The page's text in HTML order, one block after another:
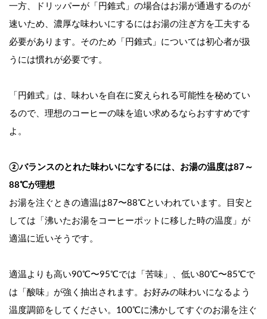
一方、ドリッパーが「円錐式」の場合はお湯が通過するのが
速いため、濃厚な味わいにするにはお湯の注ぎ方を工夫する
必要があります。そのため「円錐式」については初心者が扱
うには慣れが必要です。
「円錐式」は、味わいを自在に変えられる可能性を秘めてい
る﻿﻿﻿﻿﻿﻿﻿﻿﻿﻿﻿﻿﻿﻿﻿﻿﻿﻿﻿﻿﻿﻿﻿﻿﻿ので、﻿﻿﻿ 理想のコーヒーの味を追い求めるならおすすめです
よ。
②バランスのとれた味わいになするには、お湯の温度は87～
88℃が理想
お湯を注ぐときの適温は87〜88℃といわれています。目安と
しては「沸いたお湯をコーヒーポットに移した時の温度」が
適温に近いそうです。
適温よりも高い90℃〜95℃では「苦味」、低い80℃〜85℃で
は「酸味」が強く抽出されます。お好みの味わいになるよう
温度調節をしてください。100℃に沸かしてすぐのお湯を注ぐ